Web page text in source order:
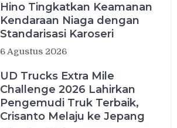
Hino Tingkatkan Keamanan
Kendaraan Niaga dengan
Standarisasi Karoseri
6 Agustus 2026
UD Trucks Extra Mile
Challenge 2026 Lahirkan
Pengemudi Truk Terbaik,
Crisanto Melaju ke Jepang